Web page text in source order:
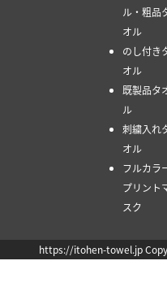
ル・粗品
オル
のし付き
オル
既製品タ
ル
刺繍入れ
オル
フルカラ
プリント
スク
https://itohen-towel.jp